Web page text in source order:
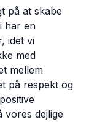
på at skabe
har en
idet vi
med
mellem
på respekt og
vores dejlige